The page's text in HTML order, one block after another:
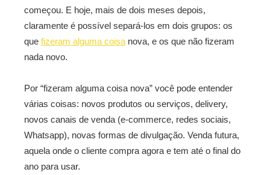
começou. E hoje, mais de dois meses depois,
claramente é possível separá-los em dois grupos: os
que fizeram alguma coisa nova, e os que não fizeram
nada novo.
Por “fizeram alguma coisa nova” você pode entender
várias coisas: novos produtos ou serviços, delivery,
novos canais de venda (e-commerce, redes sociais,
Whatsapp), novas formas de divulgação. Venda futura,
aquela onde o cliente compra agora e tem até o final do
ano para usar.